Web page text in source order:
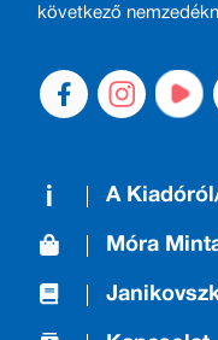
következő
A
Móra